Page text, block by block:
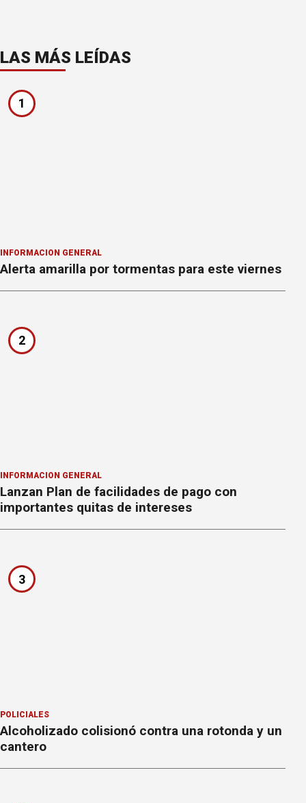
LAS MÁS LEÍDAS
1
INFORMACION GENERAL
Alerta amarilla por tormentas para este viernes
2
INFORMACION GENERAL
Lanzan Plan de facilidades de pago con
importantes quitas de intereses
3
POLICIALES
Alcoholizado colisionó contra una rotonda y un
cantero